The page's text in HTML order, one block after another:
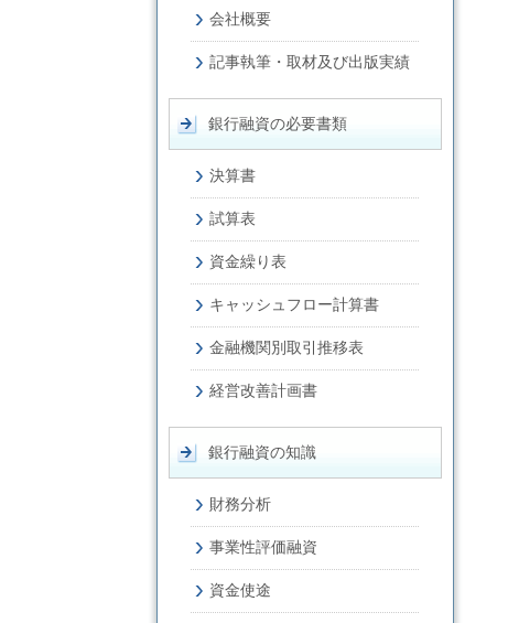
会社概要
記事執筆・取材及び出版実績
銀行融資の必要書類
決算書
試算表
資金繰り表
キャッシュフロー計算書
金融機関別取引推移表
経営改善計画書
銀行融資の知識
財務分析
事業性評価融資
資金使途